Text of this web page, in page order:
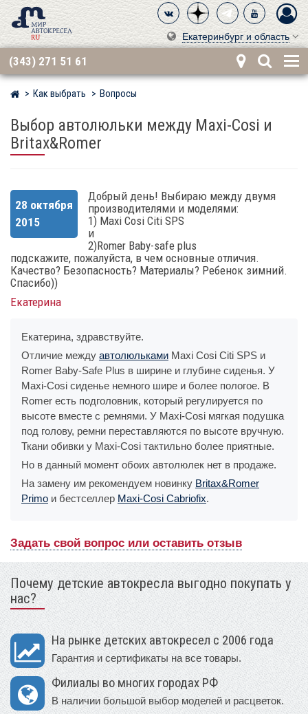
Екатеринбург и область
(343) 271 51 61
Мир детских автокресел
Как выбрать Вопросы
Выбор автолюльки между Maxi-Cosi и
Britax&Romer
28 октября
2015
Добрый день! Выбираю между двумя
производителями и моделями:
1) Maxi Cosi Citi SPS
и
2)Romer Baby-safe plus
подскажите, пожалуйста, в чем основные отличия.
Качество? Безопасность? Материалы? Ребенок зимний.
Спасибо))
Екатерина
Екатерина, здравствуйте.
Отличие между автолюльками Maxi Cosi Citi SPS и
Romer Baby-Safe Plus в ширине и глубине сиденья. У
Maxi-Cosi сиденье немного шире и более пологое. В
Romer есть подголовник, который регулируется по
высоте вместе с ремнями. У Maxi-Cosi мягкая подушка
под голову, ремни переставляются по высоте вручную.
Ткани обивки у Maxi-Cosi тактильно более приятные.
Но в данный момент обоих автолюлек нет в продаже.
На замену им рекомендуем новинку Britax&Romer
Primo и бестселлер Maxi-Cosi Cabriofix.
Задать свой вопрос или оставить отзыв
Почему детские автокресла выгодно покупать у
нас?
На рынке детских автокресел с 2006 года
Гарантия и сертификаты на все товары.
Филиалы во многих городах РФ
В наличии большой выбор моделей и расцветок.